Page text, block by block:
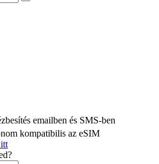
emailben és SMS-ben
kompatibilis az eSIM